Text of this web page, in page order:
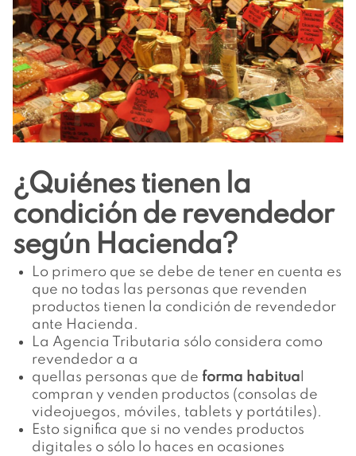
¿Quiénes tienen la
condición de revendedor
según Hacienda?
Lo primero que se debe de tener en cuenta es
que no todas las personas que revenden
productos tienen la condición de revendedor
ante Hacienda.
La Agencia Tributaria sólo considera como
revendedor a a
quellas personas que de forma habitua
compran y venden productos (consolas de
videojuegos, móviles, tablets y portátiles).
Esto significa que si no vendes productos
digitales o sólo lo haces en ocasiones